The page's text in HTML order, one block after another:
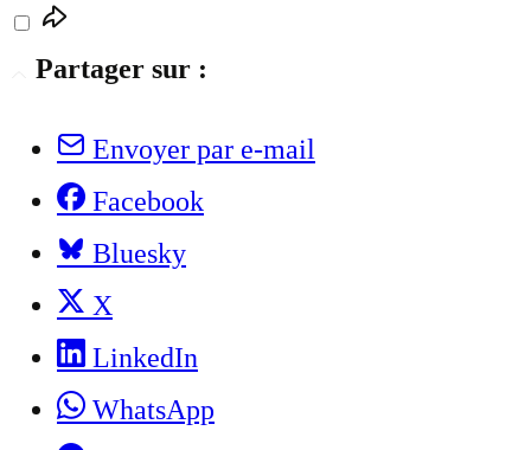
Partager sur :
Envoyer par e-mail
Facebook
Bluesky
X
LinkedIn
WhatsApp